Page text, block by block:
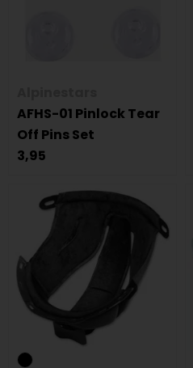
AFHS-01 Pinlock Tear
Off Pins Set
3,95